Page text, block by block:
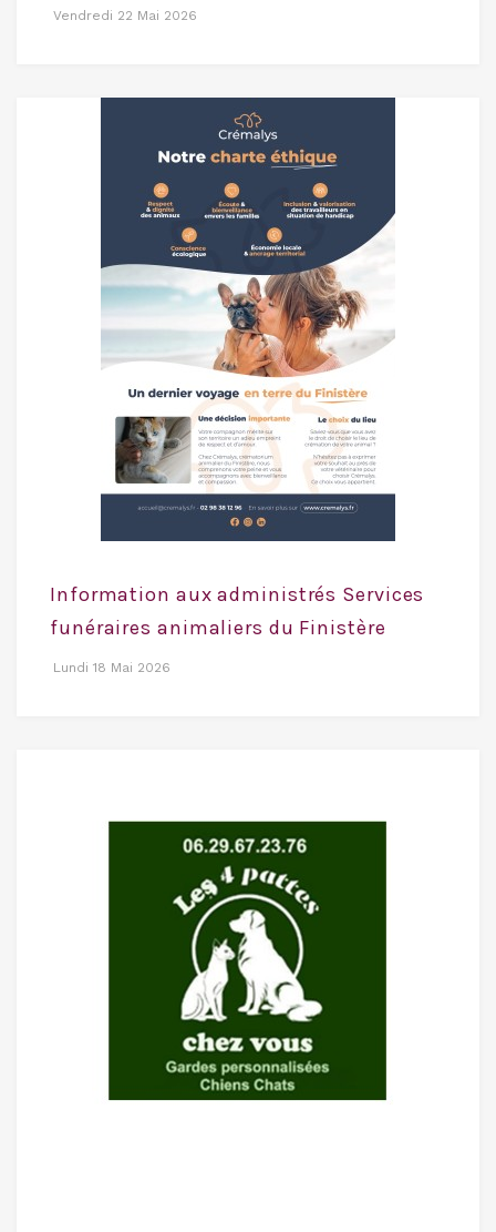
Vendredi 22 Mai 2026
Information aux administrés Services
funéraires animaliers du Finistère
Lundi 18 Mai 2026